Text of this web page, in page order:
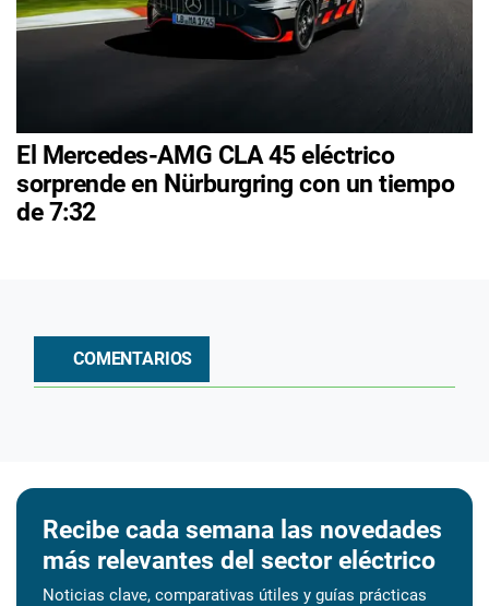
El Mercedes-AMG CLA 45 eléctrico
sorprende en Nürburgring con un tiempo
de 7:32
COMENTARIOS
Recibe cada semana las novedades
más relevantes del sector eléctrico
Noticias clave, comparativas útiles y guías prácticas